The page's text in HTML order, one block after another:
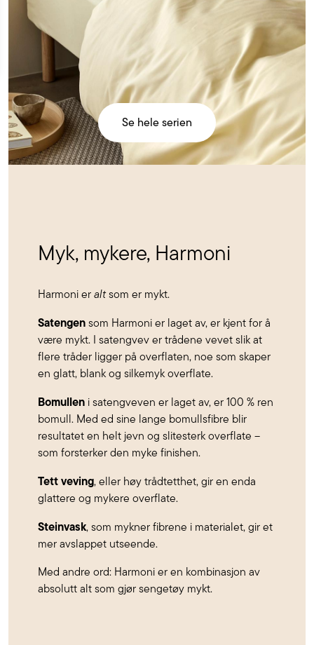
Se hele serien
Myk, mykere, Harmoni
Harmoni eraltsom er mykt.
Satengensom Harmoni er laget av, er kjent for å
være mykt. I satengvev er trådene vevet slik at
flere tråder ligger på overflaten, noe som skaper
en glatt, blank og silkemyk overflate.
Bomullen i satengveven er laget av, er 100 % ren
bomull. Med ed sine lange bomullsfibre blir
resultatet en helt jevn og slitesterk overflate –
som forsterker den myke finishen.
Tett veving, eller høy trådtetthet, gir en enda
glattere og mykere overflate.
Steinvask, som mykner fibrene i materialet, gir et
mer avslappet utseende.
Med andre ord: Harmoni er en kombinasjon av
absolutt alt som gjør sengetøy mykt.